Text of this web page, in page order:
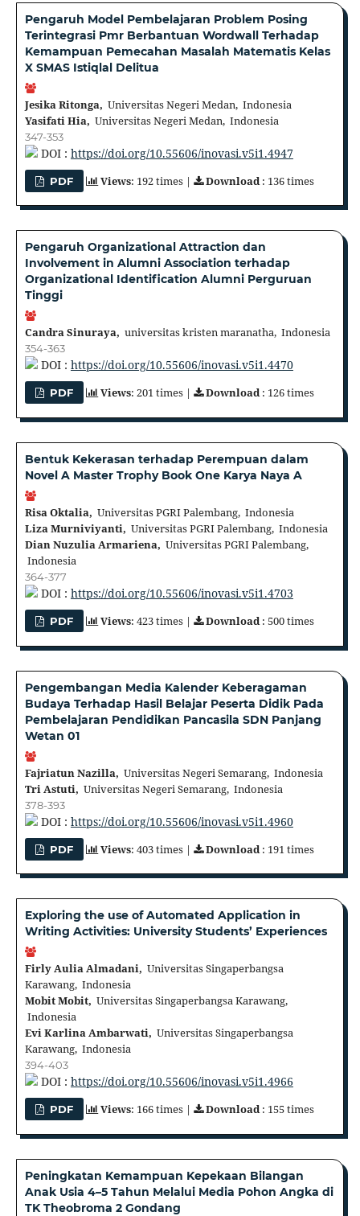
Pengaruh Model Pembelajaran Problem Posing
Terintegrasi Pmr Berbantuan Wordwall Terhadap
Kemampuan Pemecahan Masalah Matematis Kelas
X SMAS Istiqlal Delitua
Jesika Ritonga, Universitas Negeri Medan, Indonesia
Yasifati Hia, Universitas Negeri Medan, Indonesia
347-353
DOI : https://doi.org/10.55606/inovasi.v5i1.4947
PDF Views: 192 times | Download: 136 times
Pengaruh Organizational Attraction dan
Involvement in Alumni Association terhadap
Organizational Identification Alumni Perguruan
Tinggi
Candra Sinuraya, universitas kristen maranatha, Indonesia
354-363
DOI : https://doi.org/10.55606/inovasi.v5i1.4470
PDF Views: 201 times | Download: 126 times
Bentuk Kekerasan terhadap Perempuan dalam
Novel A Master Trophy Book One Karya Naya A
Risa Oktalia, Universitas PGRI Palembang, Indonesia
Liza Murniviyanti, Universitas PGRI Palembang, Indonesia
Dian Nuzulia Armariena, Universitas PGRI Palembang,
Indonesia
364-377
DOI : https://doi.org/10.55606/inovasi.v5i1.4703
PDF Views: 423 times | Download: 500 times
Pengembangan Media Kalender Keberagaman
Budaya Terhadap Hasil Belajar Peserta Didik Pada
Pembelajaran Pendidikan Pancasila SDN Panjang
Wetan 01
Fajriatun Nazilla, Universitas Negeri Semarang, Indonesia
Tri Astuti, Universitas Negeri Semarang, Indonesia
378-393
DOI : https://doi.org/10.55606/inovasi.v5i1.4960
PDF Views: 403 times | Download: 191 times
Exploring the use of Automated Application in
Writing Activities: University Students’ Experiences
Firly Aulia Almadani, Universitas Singaperbangsa
Karawang, Indonesia
Mobit Mobit, Universitas Singaperbangsa Karawang,
Indonesia
Evi Karlina Ambarwati, Universitas Singaperbangsa
Karawang, Indonesia
394-403
DOI : https://doi.org/10.55606/inovasi.v5i1.4966
PDF Views: 166 times | Download: 155 times
Peningkatan Kemampuan Kepekaan Bilangan
Anak Usia 4–5 Tahun Melalui Media Pohon Angka di
TK Theobroma 2 Gondang